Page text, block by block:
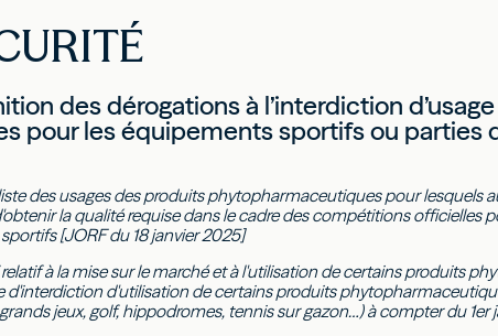
des dérogations à l’interdiction
pour les équipements sportifs ou parties
des usages des produits phytopharmaceutiques pour lesquels
la qualité requise dans le cadre des compétitions officielles
[JORF du 18 janvier 2025]
à la mise sur le marché et à l'utilisation de certains produits
d'interdiction d'utilisation de certains produits
jeux, golf, hippodromes, tennis sur gazon…) à compter du 1er